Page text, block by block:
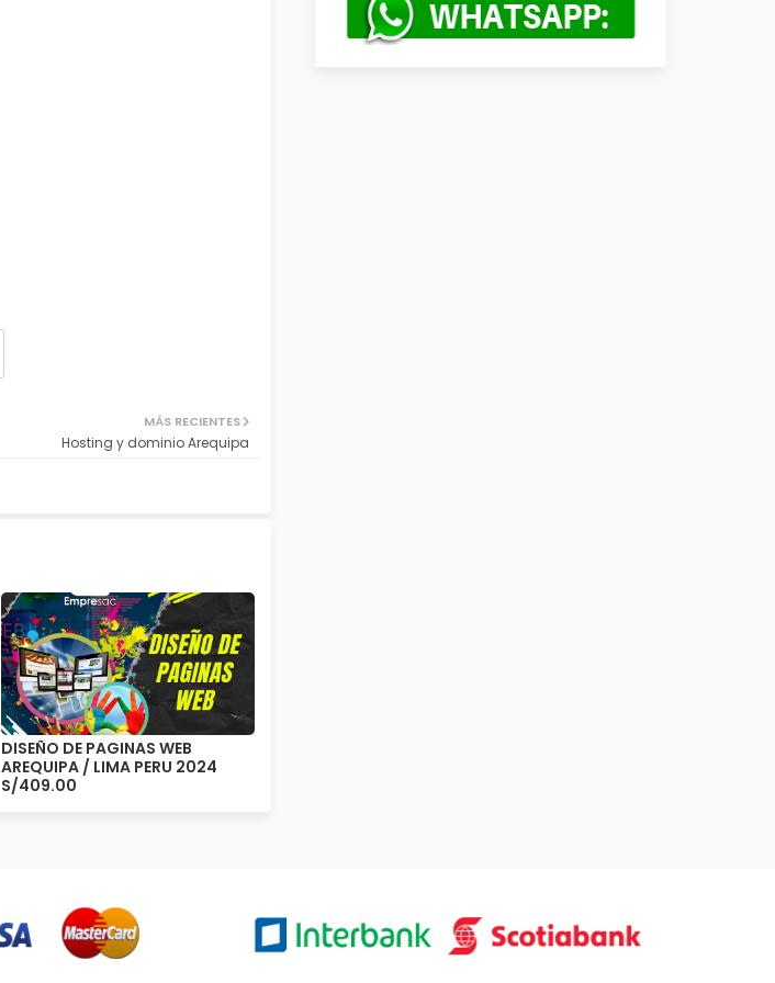
MÁS RECIENTES
Hosting y dominio Arequipa
DISEÑO DE PAGINAS WEB
AREQUIPA / LIMA PERU 2024
S/409.00